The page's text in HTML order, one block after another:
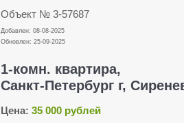
Объект № 3-57687
Добавлен: 08-08-2025
Обновлен: 25-09-2025
1-комн. квартира,
Санкт-Петербург г,
Цена: 35 000 рублей